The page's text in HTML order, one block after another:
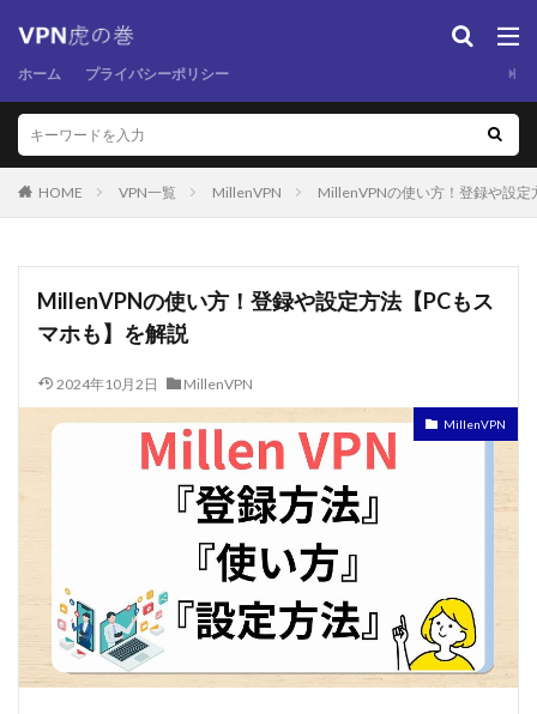
ホーム プライバシーポリシー
HOME VPN一覧 MillenVPN MillenVPNの使い方！登録や設定
MillenVPNの使い方！登録や設定方法【PCもス
マホも】を解説
2024年10月2日 MillenVPN
MillenVPN